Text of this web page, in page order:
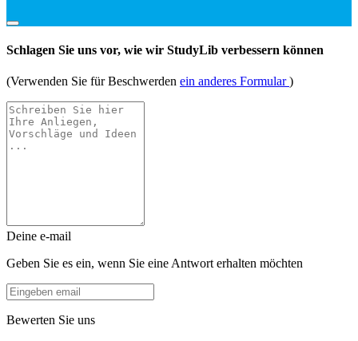
Schlagen Sie uns vor, wie wir StudyLib verbessern können
(Verwenden Sie für Beschwerden ein anderes Formular)
Deine e-mail
Geben Sie es ein, wenn Sie eine Antwort erhalten möchten
Bewerten Sie uns